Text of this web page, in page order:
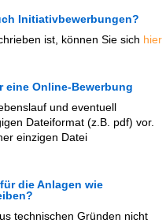
Initiativbewerbungen?
ist, können Sie sich hier
eine Online-Bewerbung
und eventuell
Dateiformat (z.B. pdf) vor.
einzigen Datei
die Anlagen wie
technischen Gründen nicht